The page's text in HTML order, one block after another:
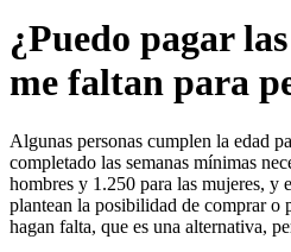
¿Puedo pagar
me faltan para
Algunas personas cumplen la edad
completado las semanas mínimas
hombres y 1.250 para las mujeres, y
plantean la posibilidad de comprar o
hagan falta, que es una alternativa,